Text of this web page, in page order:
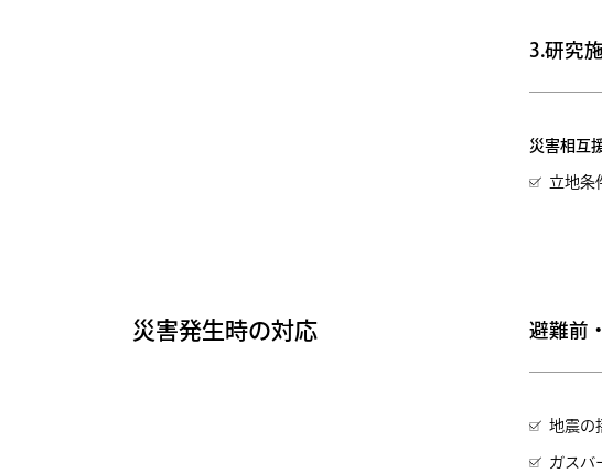
3.研究
災害相互
立地条
災害発生時の対応 避難前
地震の
ガスバ